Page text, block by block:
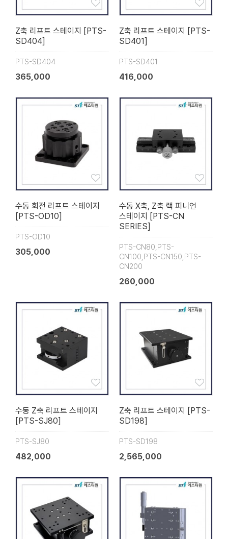
Z축 리프트 스테이지 [PTS-
SD404]
PTS-SD404
365,000
Z축 리프트 스테이지 [PTS-
SD401]
PTS-SD401
416,000
수동 회전 리프트 스테이지
[PTS-OD10]
PTS-OD10
305,000
수동 X축, Z축 랙 피니언
스테이지 [PTS-CN
SERIES]
PTS-CN80,PTS-
CN100,PTS-CN150,PTS-
CN200
260,000
수동 Z축 리프트 스테이지
[PTS-SJ80]
PTS-SJ80
482,000
Z축 리프트 스테이지 [PTS-
SD198]
PTS-SD198
2,565,000